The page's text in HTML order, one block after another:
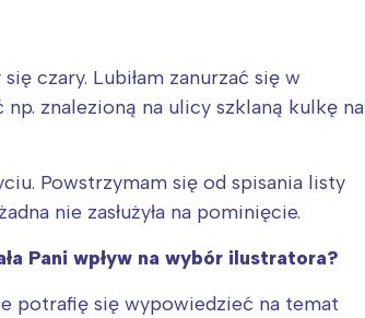
czary. Lubiłam zanurzać się w
znalezioną na ulicy szklaną kulkę na
Powstrzymam się od spisania listy
nie zasłużyła na pominięcie.
Pani wpływ na wybór ilustratora?
potrafię się wypowiedzieć na temat